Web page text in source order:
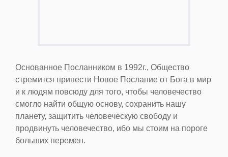
Основанное Посланником в 1992г., Общество
стремится принести Новое Послание от Бога в мир
и к людям повсюду для того, чтобы человечество
смогло найти общую основу, сохранить нашу
планету, защитить человеческую свободу и
продвинуть человечество, ибо мы стоим на пороге
больших перемен.